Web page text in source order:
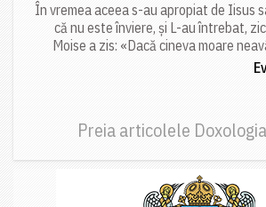
În vremea aceea s-au apropiat de Iisus
că nu este înviere, și L-au întrebat,
Moise a zis: «Dacă cineva moare
Preia articolele